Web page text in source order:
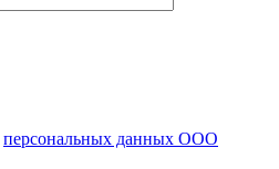
персональных данных ООО